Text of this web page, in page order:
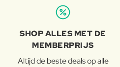
SHOP ALLES MET DE
MEMBERPRIJS
Altijd de beste deals op alle